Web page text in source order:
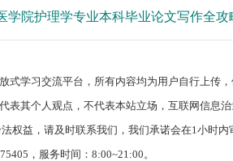
学院护理学专业本科毕业论文写作全攻
式学习交流平台，所有内容均为用户自行上传，
表其个人观点，不代表本站立场，互联网信息
权益，请及时联系我们，我们承诺会在1小时
，服务时间：8:00~21:00。